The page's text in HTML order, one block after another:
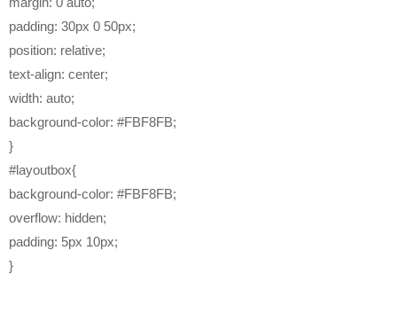
padding: 30px 0 50px;
position: relative;
text-align: center;
width: auto;
background-color: #FBF8FB;
}
#layoutbox{
background-color: #FBF8FB;
overflow: hidden;
padding: 5px 10px;
}